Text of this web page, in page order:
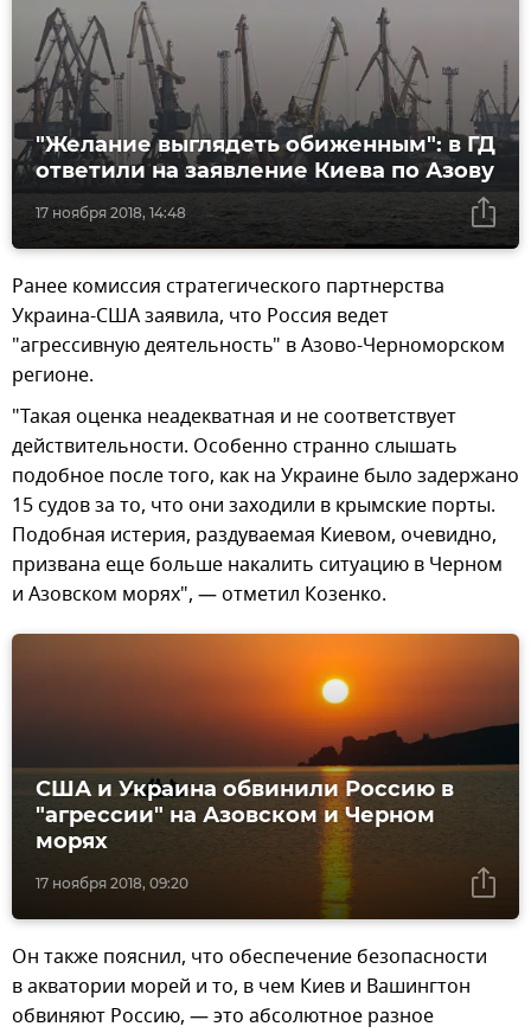
17 ноября 2018, 14:48
"Желание выглядеть обиженным": в ГД
ответили на заявление Киева по Азову
Ранее комиссия стратегического партнерства
Украина-США заявила, что Россия ведет
"агрессивную деятельность" в Азово-Черноморском
регионе.
"Такая оценка неадекватная и не соответствует
действительности. Особенно странно слышать
подобное после того, как на Украине было задержано
15 судов за то, что они заходили в крымские порты.
Подобная истерия, раздуваемая Киевом, очевидно,
призвана еще больше накалить ситуацию в Черном
и Азовском морях", — отметил Козенко.
17 ноября 2018, 09:20
США и Украина обвинили Россию в
"агрессии" на Азовском и Черном
морях
Он также пояснил, что обеспечение безопасности
в акватории морей и то, в чем Киев и Вашингтон
обвиняют Россию, — это абсолютное разное